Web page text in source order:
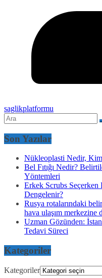
saglikplatformu
Son Yazılar
Nükleoplasti Nedir,
Bel Fıtığı Nedir?
Yöntemleri
Erkek Scrubs
Dengelenir?
Rusya rotalarındaki
hava ulaşım merkezine
Uzman Gözünden:
Tedavi Süreci
Kategoriler
Kategoriler